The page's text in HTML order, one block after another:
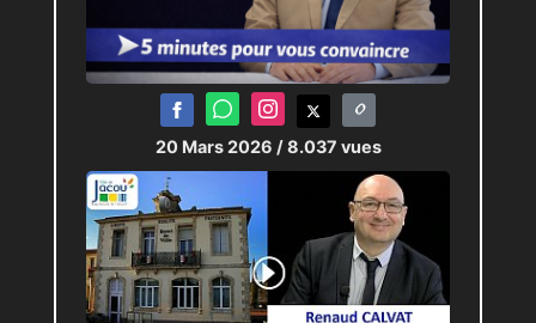
20 Mars 2026 / 8.037 vues